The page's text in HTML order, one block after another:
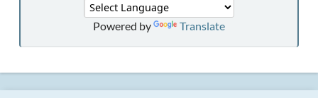
Powered by Translate